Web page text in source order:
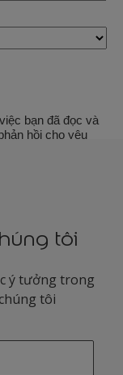
tôi
ý tưởng trong
tôi